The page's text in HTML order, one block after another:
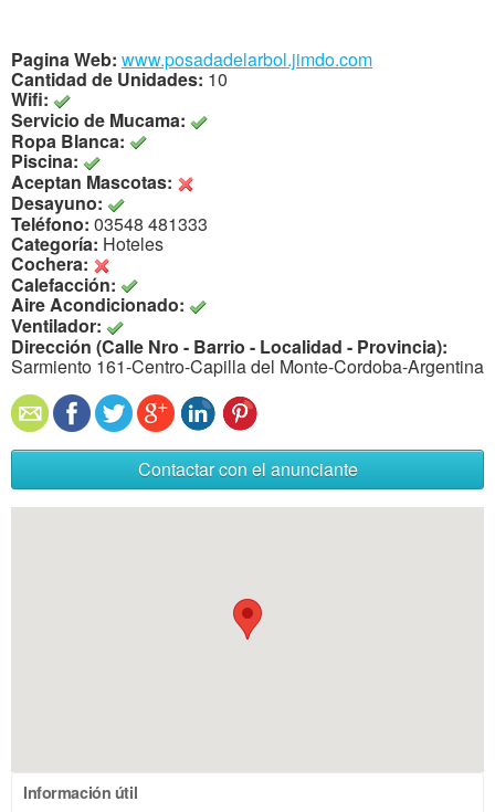
Pagina Web: www.posadadelarbol.jimdo.com
Cantidad de Unidades: 10
Wifi:
Servicio de Mucama:
Ropa Blanca:
Piscina:
Aceptan Mascotas:
Desayuno:
Teléfono: 03548 481333
Categoría: Hoteles
Cochera:
Calefacción:
Aire Acondicionado:
Ventilador:
Dirección (Calle Nro - Barrio - Localidad - Provincia):
Sarmiento 161-Centro-Capilla del Monte-Cordoba-Argentina
Contactar con el anunciante
Información útil